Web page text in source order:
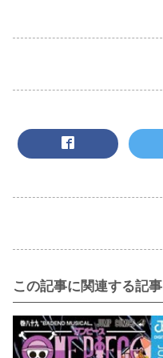
この記事に関連する記事